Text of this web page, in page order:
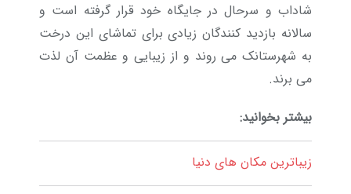
شاداب و سرحال در جایگاه خود قرار گرفته است و
سالانه بازدید کنندگان زیادی برای تماشای این درخت
به شهرستانک می روند و از زیبایی و عظمت آن لذت
می برند.
بیشتر بخوانید:
زیباترین مکان های دنیا